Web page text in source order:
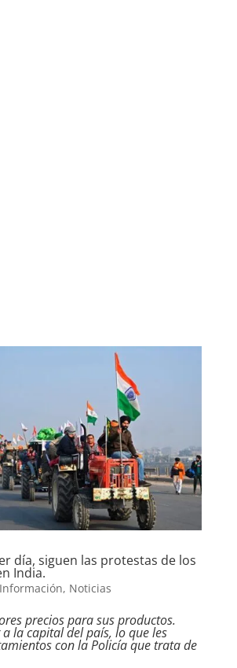
día, siguen las protestas de los
India.
Información, Noticias
precios para sus productos.
la capital del país, lo que les
con la Policía que trata de